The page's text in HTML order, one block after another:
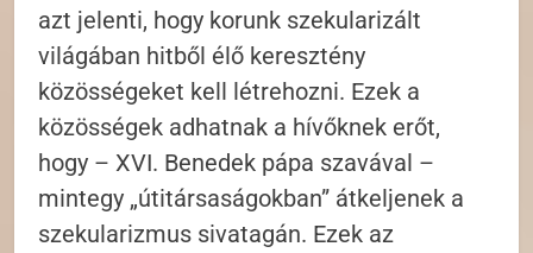
azt jelenti, hogy korunk szekularizált
világában hitből élő keresztény
közösségeket kell létrehozni. Ezek a
közösségek adhatnak a hívőknek erőt,
hogy – XVI. Benedek pápa szavával –
mintegy „útitársaságokban” átkeljenek a
szekularizmus sivatagán. Ezek az